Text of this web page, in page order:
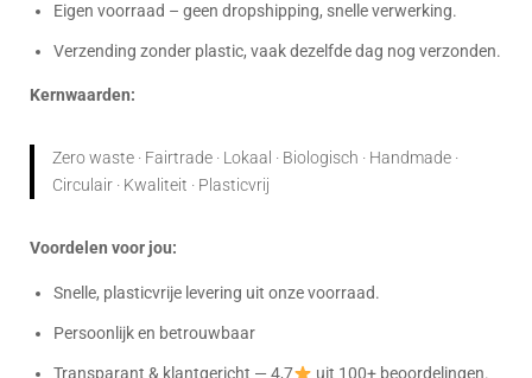
Eigen voorraad – geen dropshipping, snelle verwerking.
Verzending zonder plastic, vaak dezelfde dag nog verzonden.
Kernwaarden:
Zero waste · Fairtrade · Lokaal · Biologisch · Handmade ·
Circulair · Kwaliteit · Plasticvrij
Voordelen voor jou:
Snelle, plasticvrije levering uit onze voorraad.
Persoonlijk en betrouwbaar
Transparant & klantgericht — 4,7 uit 100+ beoordelingen.